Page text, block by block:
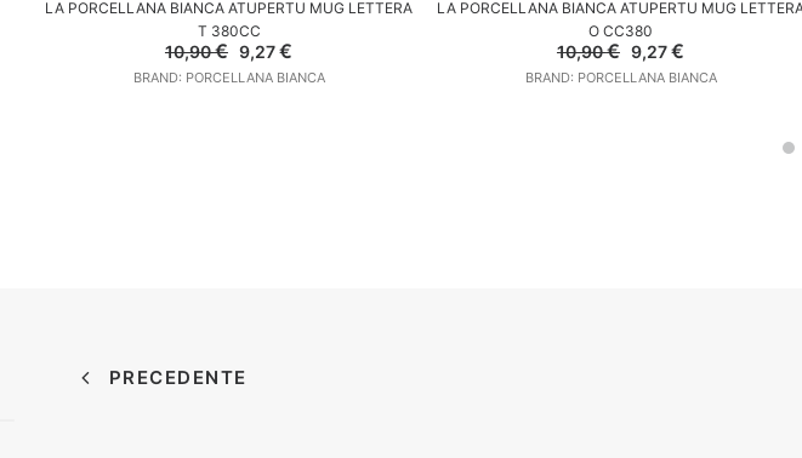
LA PORCELLANA BIANCA ATUPERTU MUG LETTERA
T 380CC
10,90€ Il
prezzo
originale
9,27€
attuale
BRAND: PORCELLANA BIANCA
LA PORCELLANA BIANCA ATUPERTU MUG
O CC380
10,90€ Il
prezzo
originale
9,27€
attuale
BRAND: PORCELLANA BIANCA
PRECEDENTE